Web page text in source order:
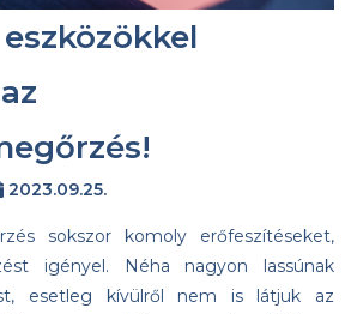
2023.09.25.
sokszor komoly erőfeszítéseket,
igényel. Néha nagyon lassúnak
esetleg kívülről nem is látjuk az